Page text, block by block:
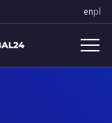
enpl